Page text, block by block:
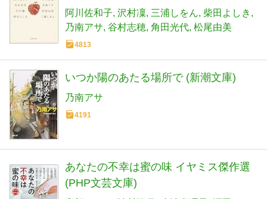
阿川佐和子 沢村凜 三浦しをん 柴田よしき
乃南アサ 谷村志穂 角田光代 松尾由美
4813
いつか陽のあたる場所で (新潮文庫)
乃南アサ
4191
あなたの不幸は蜜の味 イヤミス傑作選
(PHP文芸文庫)